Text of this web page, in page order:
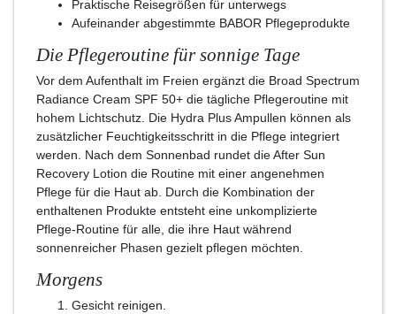
Praktische Reisegrößen für unterwegs
Aufeinander abgestimmte BABOR Pflegeprodukte
Die Pflegeroutine für sonnige Tage
Vor dem Aufenthalt im Freien ergänzt die Broad Spectrum
Radiance Cream SPF 50+ die tägliche Pflegeroutine mit
hohem Lichtschutz. Die Hydra Plus Ampullen können als
zusätzlicher Feuchtigkeitsschritt in die Pflege integriert
werden. Nach dem Sonnenbad rundet die After Sun
Recovery Lotion die Routine mit einer angenehmen
Pflege für die Haut ab. Durch die Kombination der
enthaltenen Produkte entsteht eine unkomplizierte
Pflege-Routine für alle, die ihre Haut während
sonnenreicher Phasen gezielt pflegen möchten.
Morgens
Gesicht reinigen.